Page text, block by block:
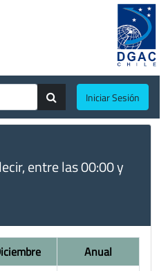
Iniciar Sesión
entre las 00:00 y
Anual